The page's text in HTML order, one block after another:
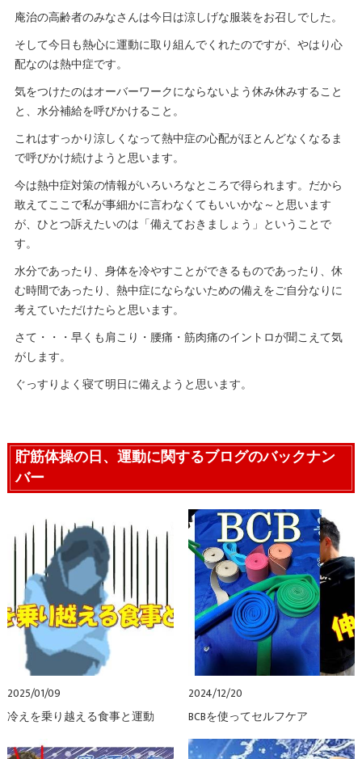
庵治の高齢者のみなさんは今日は涼しげな服装をお召しでした。
そして今日も熱心に運動に取り組んでくれたのですが、やはり心
配なのは熱中症です。
気をつけたのはオーバーワークにならないよう休み休みすること
と、水分補給を呼びかけること。
これはすっかり涼しくなって熱中症の心配がほとんどなくなるま
で呼びかけ続けようと思います。
今は熱中症対策の情報がいろいろなところで得られます。だから
敢えてここで私が事細かに言わなくてもいいかな～と思います
が、ひとつ訴えたいのは「備えておきましょう」ということで
す。
水分であったり、身体を冷やすことができるものであったり、休
む時間であったり、熱中症にならないための備えをご自分なりに
考えていただけたらと思います。
さて・・・早くも肩こり・腰痛・筋肉痛のイントロが聞こえて気
がします。
ぐっすりよく寝て明日に備えようと思います。
貯筋体操の日、運動に関するブログのバックナン
バー
2025/01/09
冷えを乗り越える食事と運動
2024/12/20
BCBを使ってセルフケア